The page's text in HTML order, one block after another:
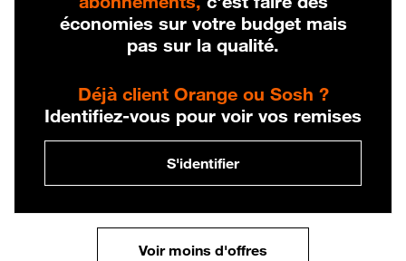
économies sur votre budget mais
pas sur la qualité.
Déjà client Orange ou Sosh ?
Identifiez-vous pour voir vos remises
S'identifier
Voir moins d'offres